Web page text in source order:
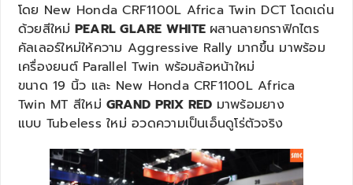
โดย New Honda CRF1100L Africa Twin DCT โดดเด่น
ด้วยสีใหม่ PEARL GLARE WHITE ผสานลายกราฟิกไตร
คัลเลอร์ใหม่ให้ความ Aggressive Rally มากขึ้น มาพร้อม
เครื่องยนต์ Parallel Twin พร้อมล้อหน้าใหม่
ขนาด 19 นิ้ว และ New Honda CRF1100L Africa
Twin MT สีใหม่GRAND PRIX RED มาพร้อมยาง
แบบ Tubeless ใหม่ อวดความเป็นเอ็นดูโร่ตัวจริง